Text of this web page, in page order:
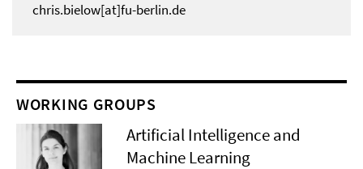
chris.bielow[at]fu-berlin.de
WORKING GROUPS
Artificial Intelligence and
Machine Learning